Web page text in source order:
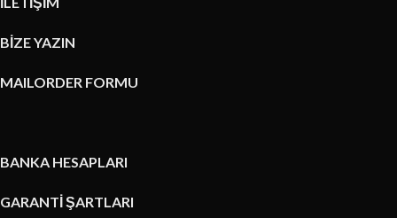
BİZE YAZIN
MAILORDER FORMU
BANKA HESAPLARI
GARANTİ ŞARTLARI